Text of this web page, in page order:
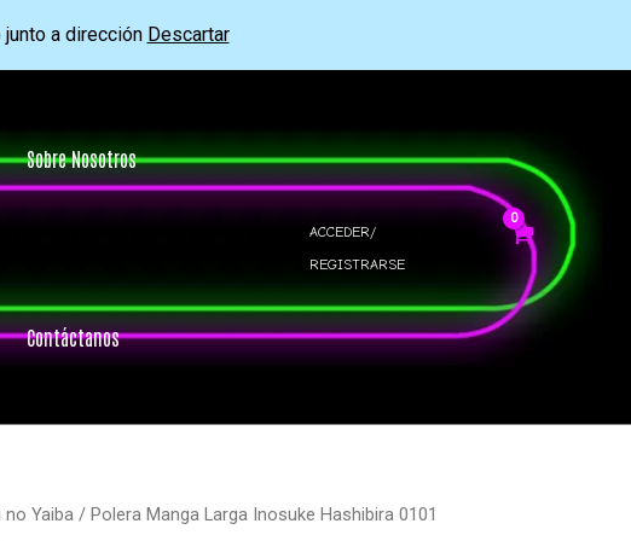
a dirección Descartar
Sobre Nosotros
Contáctanos
ACCEDER/
REGISTRARSE
Yaiba / Polera Manga Larga Inosuke Hashibira 0101